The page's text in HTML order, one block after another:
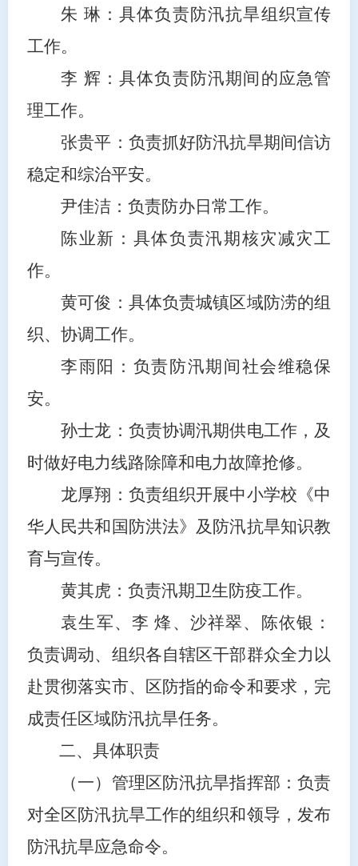
朱 琳 ：具体负责防汛抗旱组织宣传
工作。
李 辉：具体负责防汛期间的应急管
理工作。
张贵平： 负责抓好防汛抗旱期间信访
稳定和综治平安。
尹佳洁：负责防办日常工作。
陈业新：具体负责汛期核灾减灾工
作。
黄可俊 ：具体负责城镇区域防涝的组
织、协调工作。
李雨阳 ：负责防汛期间社会维稳保
安。
孙士龙： 负责协调汛期供电工作，及
时做好电力线路除障和电力故障抢修。
龙厚翔 ：负责组织开展中小学校《中
华人民共和国防洪法》及防汛抗旱知识教
育与宣传。
黄其虎 ：负责汛期卫生防疫工作。
袁生军、 李 烽、 沙祥翠、 陈依银 ：
负责调动、组织各自辖区干部群众全力以
赴贯彻落实市、区防指的命令和要求，完
成责任区域防汛抗旱任务。
二、具体职责
（一）管理区防汛抗旱指挥部：负责
对全区防汛抗旱工作的组织和领导，发布
防汛抗旱应急命令。